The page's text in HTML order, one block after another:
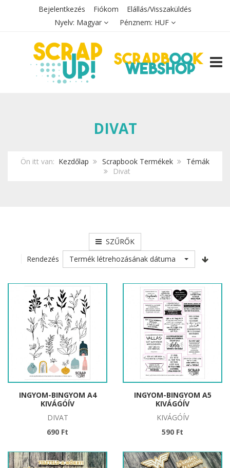
Bejelentkezés Fiókom
Elállás/Visszaküldés
Nyelv: Magyar Pénznem: HUF
DIVAT
Ön itt van: Kezdőlap Scrapbook Termékek
Témák
Divat
SZŰRŐK
Rendezés
Termék létrehozásának dátuma
INGYOM-BINGYOM A4
KIVÁGÓÍV
DIVAT
690 Ft
INGYOM-BINGYOM A5
KIVÁGÓÍV
KIVÁGÓÍV
590 Ft